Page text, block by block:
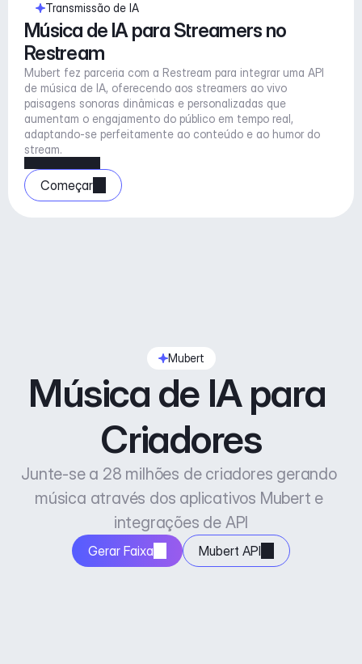
Transmissão de IA
Música de IA para Streamers no
Restream
Mubert fez parceria com a Restream para integrar uma API
de música de IA, oferecendo aos streamers ao vivo
paisagens sonoras dinâmicas e personalizadas que
aumentam o engajamento do público em tempo real,
adaptando-se perfeitamente ao conteúdo e ao humor do
stream.
Começar
Mubert
Música de IA para
Criadores
Junte-se a 28 milhões de criadores gerando
música através dos aplicativos Mubert e
integrações de API
Gerar Faixa Mubert API